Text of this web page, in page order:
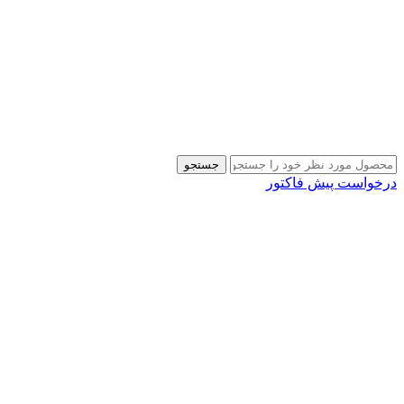
جستجو
درخواست پیش فاکتور